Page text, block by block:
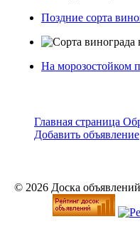
Поздние сорта
На морозостойком
Главная страница
Добавить объявление
© 2026 Доска